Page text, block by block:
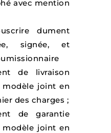
avec mention
dument
signée, et
de livraison
joint en
des charges ;
de garantie
joint en